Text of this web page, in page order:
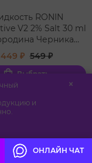
и
RONIN
V2 2% Salt 30 ml
Черника
Грейпфрут
449 ₽ 549 ₽
Выбрать
ОНЛАЙН ЧАТ